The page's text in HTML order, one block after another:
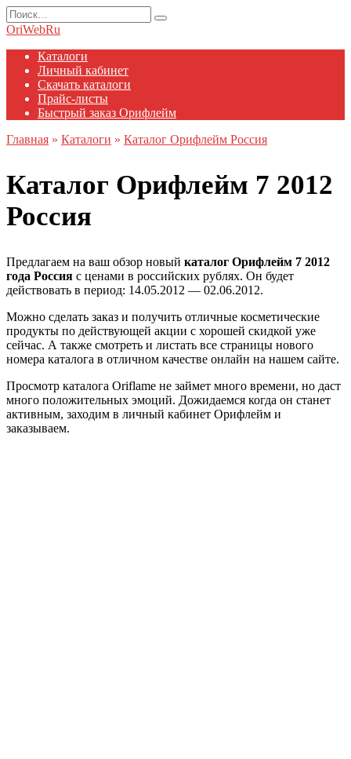
Перейти
к
Search
for:
OriWebRu
Каталоги
Личный кабинет
Скачать каталоги
Прайс-листы
Быстрый заказ Орифлейм
Главная » Каталоги » Каталог Орифлейм Россия
Каталог Орифлейм 7 2012
Россия
Предлагаем на ваш обзор новый каталог Орифлейм 7 2012
года Россия с ценами в российских рублях. Он будет
действовать в период: 14.05.2012 — 02.06.2012.
Можно сделать заказ и получить отличные косметические
продукты по действующей акции с хорошей скидкой уже
сейчас. А также смотреть и листать все страницы нового
номера каталога в отличном качестве онлайн на нашем сайте.
Просмотр каталога Oriflame не займет много времени, но даст
много положительных эмоций. Дожидаемся когда он станет
активным, заходим в личный кабинет Орифлейм и
заказываем.